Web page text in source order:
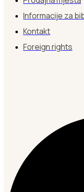
Informacije za
Kontakt
Foreign rights